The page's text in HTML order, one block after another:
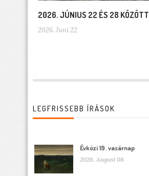
2026. JÚNIUS 22 ÉS 28 KÖZÖTT
2026. Juni 22
LEGFRISSEBB ÍRÁSOK
Évközi 19. vasárnap
2026. August 08